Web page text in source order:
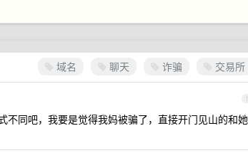
域名 聊天 诈骗 交易所
1
同吧，我要是觉得我妈被骗了，直接开门见山的和她